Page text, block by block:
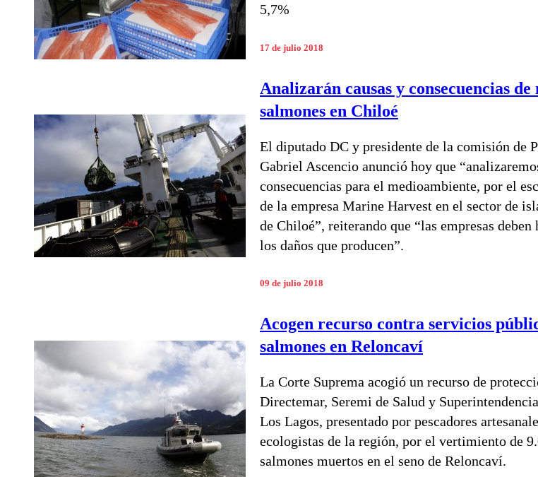
5,7%
17 de julio 2018
Analizarán causas y consecuencias de
salmones en Chiloé
El diputado DC y presidente de la comisión de
Gabriel Ascencio anunció hoy que
consecuencias para el medioambiente, por el
de la empresa Marine Harvest en el sector de
de Chiloé”, reiterando que “las empresas deben
los daños que producen”.
09 de julio 2018
Acogen recurso contra servicios
salmones en Reloncaví
La Corte Suprema acogió un recurso de
Directemar, Seremi de Salud y
Los Lagos, presentado por pescadores
ecologistas de la región, por el vertimiento de
salmones muertos en el seno de Reloncaví.